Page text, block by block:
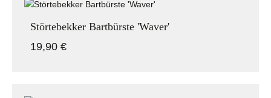
Störtebekker Bartbürste 'Waver'
Regulärer Preis:
19,90 €